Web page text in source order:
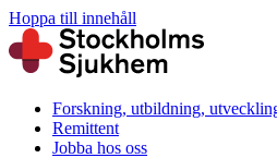
Hoppa till innehåll
Forskning, utbildning,
Remittent
Jobba hos oss